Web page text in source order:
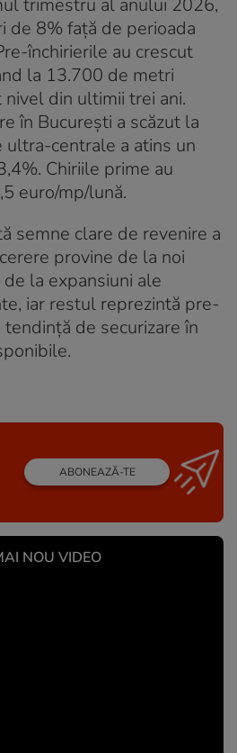
de 8% față de perioada
închirierile au crescut
la 13.700 de metri
din ultimii trei ani.
în București a scăzut la
ultra-centrale a atins un
Chiriile prime au
euro/mp/lună.
semne clare de revenire a
provine de la noi
la expansiuni ale
iar restul reprezintă pre-
de securizare în
ABONEAZĂ-TE
NOU VIDEO